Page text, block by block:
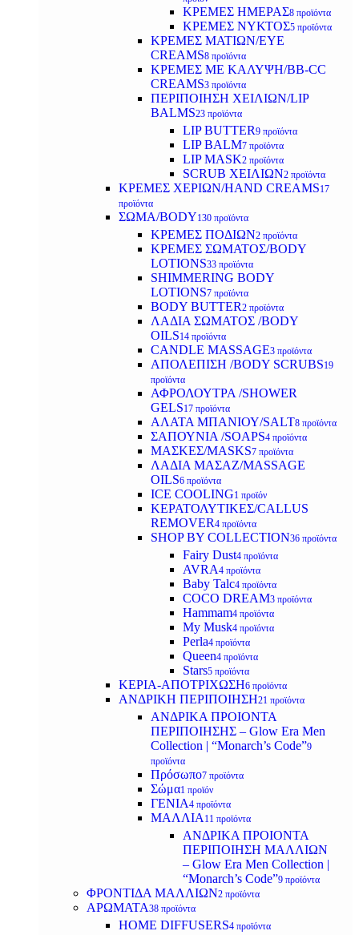
ΚΡΕΜΕΣ ΗΜΕΡΑΣ8 προϊόντα
ΚΡΕΜΕΣ ΝΥΚΤΟΣ5 προϊόντα
ΚΡΕΜΕΣ ΜΑΤΙΩΝ/EYE
CREAMS8 προϊόντα
ΚΡΕΜΕΣ ΜΕ ΚΑΛΥΨΗ/BB-CC
CREAMS3 προϊόντα
ΠΕΡΙΠΟΙΗΣΗ ΧΕΙΛΙΩΝ/LIP
BALMS23 προϊόντα
LIP BUTTER9 προϊόντα
LIP BALM7 προϊόντα
LIP MASK2 προϊόντα
SCRUB ΧΕΙΛΙΩΝ2 προϊόντα
ΚΡΕΜΕΣ ΧΕΡΙΩΝ/HAND CREAMS17
προϊόντα
ΣΩΜΑ/BODY130 προϊόντα
ΚΡΕΜΕΣ ΠΟΔΙΩΝ2 προϊόντα
ΚΡΕΜΕΣ ΣΩΜΑΤΟΣ/BODY
LOTIONS33 προϊόντα
SHIMMERING BODY
LOTIONS7 προϊόντα
BODY BUTTER2 προϊόντα
ΛΑΔΙΑ ΣΩΜΑΤΟΣ /BODY
OILS14 προϊόντα
CANDLE MASSAGE3 προϊόντα
ΑΠΟΛΕΠΙΣΗ /BODY SCRUBS19
προϊόντα
ΑΦΡΟΛΟΥΤΡΑ /SHOWER
GELS17 προϊόντα
ΑΛΑΤΑ ΜΠΑΝΙΟΥ/SALT8 προϊόντα
ΣΑΠΟΥΝΙΑ /SOAPS4 προϊόντα
ΜΑΣΚΕΣ/MASKS7 προϊόντα
ΛΑΔΙΑ ΜΑΣΑΖ/MASSAGE
OILS6 προϊόντα
ICE COOLING1 προϊόν
ΚΕΡΑΤΟΛΥΤΙΚΕΣ/CALLUS
REMOVER4 προϊόντα
SHOP BY COLLECTION36 προϊόντα
Fairy Dust4 προϊόντα
AVRA4 προϊόντα
Baby Talc4 προϊόντα
COCO DREAM3 προϊόντα
Hammam4 προϊόντα
My Musk4 προϊόντα
Perla4 προϊόντα
Queen4 προϊόντα
Stars5 προϊόντα
ΚΕΡΙΑ-ΑΠΟΤΡΙΧΩΣΗ6 προϊόντα
ΑΝΔΡΙΚΗ ΠΕΡΙΠΟΙΗΣΗ21 προϊόντα
ΑΝΔΡΙΚΑ ΠΡΟΙΟΝΤΑ
ΠΕΡΙΠΟΙΗΣΗΣ – Glow Era Men
Collection | “Monarch’s Code”9
προϊόντα
Πρόσωπο7 προϊόντα
Σώμα1 προϊόν
ΓΕΝΙΑ4 προϊόντα
ΜΑΛΛΙΑ 11 προϊόντα
ΑΝΔΡΙΚΑ ΠΡΟΙΟΝΤΑ
ΠΕΡΙΠΟΙΗΣΗ ΜΑΛΛΙΩΝ
– Glow Era Men Collection |
“Monarch’s Code”9 προϊόντα
ΦΡΟΝΤΙΔΑ ΜΑΛΛΙΩΝ2 προϊόντα
ΑΡΩΜΑΤΑ38 προϊόντα
HOME DIFFUSERS4 προϊόντα